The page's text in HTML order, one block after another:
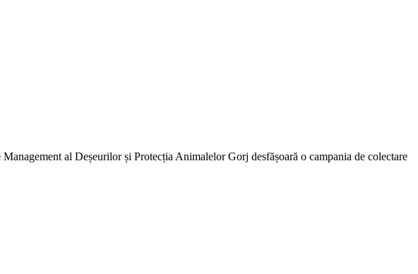
al Deșeurilor și Protecția Animalelor Gorj desfășoară o campania de colectare